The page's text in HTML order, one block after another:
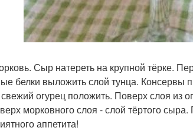
Сыр натереть на крупной тёрке.
белки выложить слой тунца. Консервы
огурец положить. Поверх слоя из
морковного слоя - слой тёртого
аппетита!